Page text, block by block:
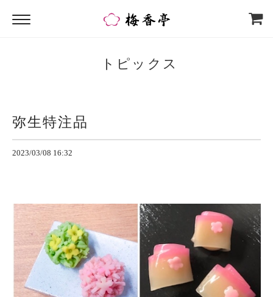
トピックス
弥生特注品
2023/03/08 16:32